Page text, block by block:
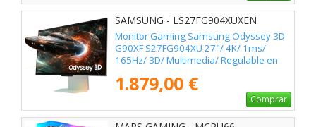
SAMSUNG - LS27FG904XUXEN
Monitor Gaming Samsung Odyssey 3D
G90XF S27FG904XU 27"/ 4K/ 1ms/
165Hz/ 3D/ Multimedia/ Regulable en
1.879,00 €
Comprar